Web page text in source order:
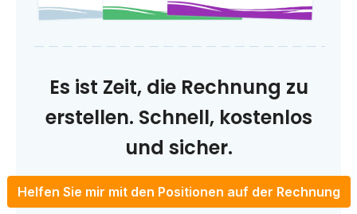
Es ist Zeit, die Rechnung zu
erstellen. Schnell, kostenlos
und sicher.
Helfen Sie mir mit den Positionen auf der Rechnung